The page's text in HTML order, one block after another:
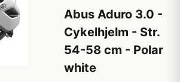
Abus Aduro 3.0 -
Cykelhjelm - Str.
54-58 cm - Polar
white